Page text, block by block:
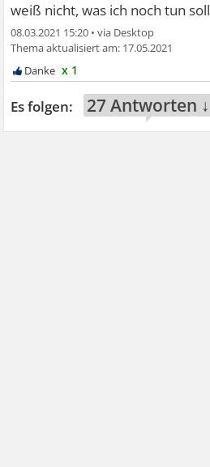
weiß nicht, was ich noch tun soll
08.03.2021 15:20 •
17.05.2021
x 1
27 Antworten ↓